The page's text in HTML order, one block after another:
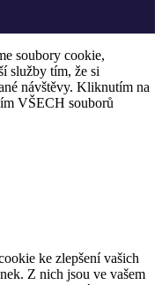
soubory cookie,
služby tím, že si
návštěvy. Kliknutím na
VŠECH souborů
ke zlepšení vašich
Z nich jsou ve vašem